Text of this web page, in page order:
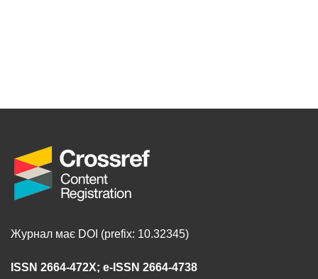
Журнал має DOI (prefix: 10.32345)
ISSN 2664-472X; e-ISSN 2664-4738